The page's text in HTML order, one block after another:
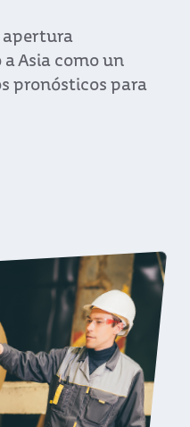
apertura
Asia como un
pronósticos para